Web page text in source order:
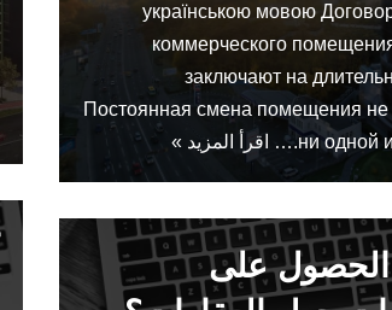
українською мовою
коммерческого
заключают на
Постоянная смена помещения не
ни одной
اقرأ المزيد »
الحصول على